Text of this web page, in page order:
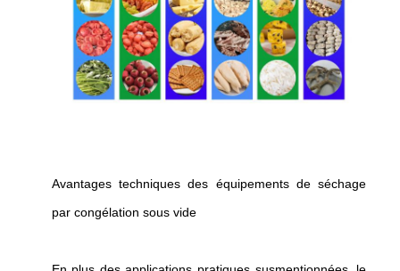
Avantages techniques des équipements de séchage
par congélation sous vide